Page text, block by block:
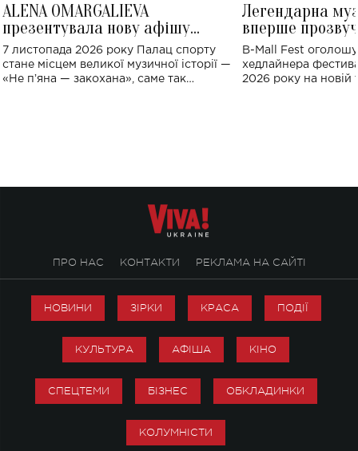
ALENA OMARGALIEVA
презентувала нову афішу
великого концерту в Палаці
спорту
7 листопада 2026 року Палац спорту
стане місцем великої музичної історії —
«Не пʼяна — закохана», саме так
Легендарна
вперше
Україні: де
B-Mall Fest
хедлайнера
2026 року на новій
ПРО НАС КОНТАКТИ РЕКЛАМА НА САЙТІ
НОВИНИ ЗІРКИ КРАСА ПОДІЇ
КУЛЬТУРА АФІША КІНО
СПЕЦТЕМИ БІЗНЕС ОБКЛАДИНКИ
КОЛУМНІСТИ